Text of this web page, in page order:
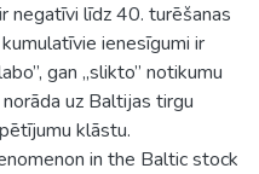
negatīvi līdz 40. turēšanas
ienesīgumi ir
gan „slikto” notikumu
uz Baltijas tirgu
klāstu.
in the Baltic stock